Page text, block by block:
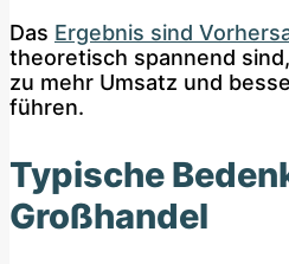
Das Ergebnis sind
theoretisch spannend
zu mehr Umsatz und
führen.
Typische
Großhandel